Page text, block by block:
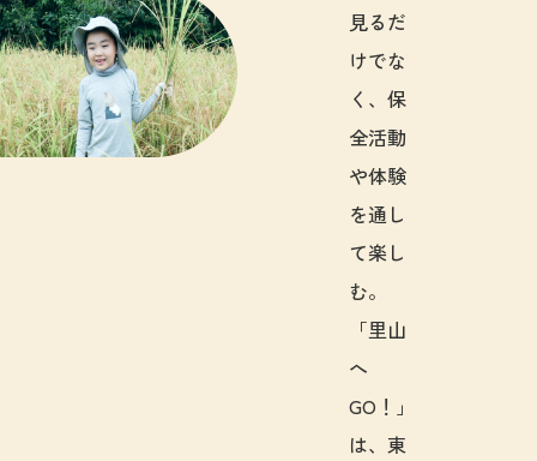
見るだ
けでな
く、保
全活動
や体験
を通し
て楽し
む。
「里山
へ
GO！」
は、東